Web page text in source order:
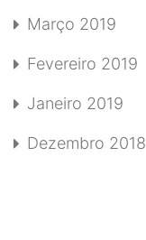
Março 2019
Fevereiro 2019
Janeiro 2019
Dezembro 2018